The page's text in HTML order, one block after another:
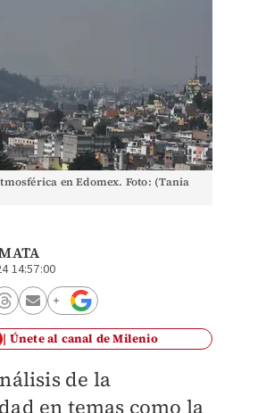
en Edomex. Foto: (Tania
14:57:00
Únete al canal de Milenio
de la
en temas como la